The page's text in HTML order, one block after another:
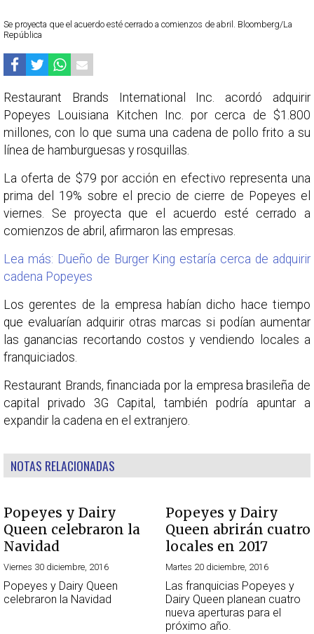
Se proyecta que el acuerdo esté cerrado a comienzos de abril. Bloomberg/La
República
Restaurant Brands International Inc. acordó adquirir
Popeyes Louisiana Kitchen Inc. por cerca de $1.800
millones, con lo que suma una cadena de pollo frito a su
línea de hamburguesas y rosquillas.
La oferta de $79 por acción en efectivo representa una
prima del 19% sobre el precio de cierre de Popeyes el
viernes. Se proyecta que el acuerdo esté cerrado a
comienzos de abril, afirmaron las empresas.
Lea más: Dueño de Burger King estaría cerca de adquirir
cadena Popeyes
Los gerentes de la empresa habían dicho hace tiempo
que evaluarían adquirir otras marcas si podían aumentar
las ganancias recortando costos y vendiendo locales a
franquiciados.
Restaurant Brands, financiada por la empresa brasileña de
capital privado 3G Capital, también podría apuntar a
expandir la cadena en el extranjero.
NOTAS RELACIONADAS
Popeyes y Dairy
Queen celebraron la
Navidad
Viernes 30 diciembre, 2016
Popeyes y Dairy Queen
celebraron la Navidad
Popeyes y Dairy
Queen abrirán cuatro
locales en 2017
Martes 20 diciembre, 2016
Las franquicias Popeyes y
Dairy Queen planean cuatro
nueva aperturas para el
próximo año.